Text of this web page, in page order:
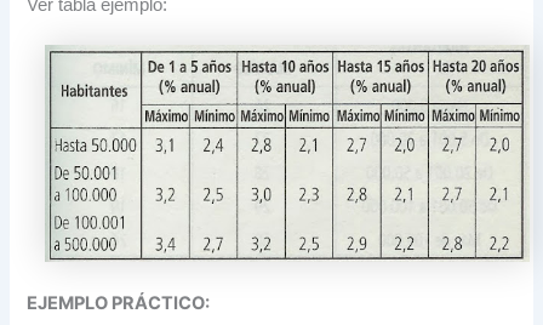
Ver tabla ejemplo:
EJEMPLO PRÁCTICO: